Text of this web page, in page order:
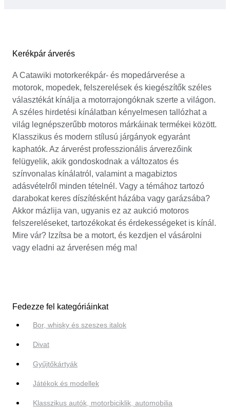
Kerékpár árverés
A Catawiki motorkerékpár- és mopedárverése a
motorok, mopedek, felszerelések és kiegészítők széles
választékát kínálja a motorrajongóknak szerte a világon.
A széles hirdetési kínálatban kényelmesen tallózhat a
világ legnépszerűbb motoros márkáinak termékei között.
Klasszikus és modern stílusú járgányok egyaránt
kaphatók. Az árverést professzionális árverezőink
felügyelik, akik gondoskodnak a változatos és
színvonalas kínálatról, valamint a magabiztos
adásvételről minden tételnél. Vagy a témához tartozó
darabokat keres díszítésként házába vagy garázsába?
Akkor mázlija van, ugyanis ez az aukció motoros
felszereléseket, tartozékokat és érdekességeket is kínál.
Mire vár? Izzítsa be a motort, és kezdjen el vásárolni
vagy eladni az árverésen még ma!
Fedezze fel kategóriáinkat
Bor, whisky és szeszes italok
Divat
Gyűjtőkártyák
Játékok és modellek
Klasszikus autók, motorbiciklik, automobilia